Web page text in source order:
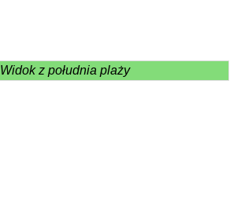
Widok z południa plaży